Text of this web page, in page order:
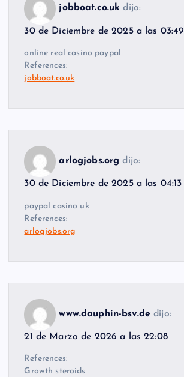
jobboat.co.uk dijo:
30 de Diciembre de 2025 a las 03:49
online real casino paypal
References:
jobboat.co.uk
arlogjobs.org dijo:
30 de Diciembre de 2025 a las 04:13
paypal casino uk
References:
arlogjobs.org
www.dauphin-bsv.de dijo:
21 de Marzo de 2026 a las 22:08
References:
Growth steroids